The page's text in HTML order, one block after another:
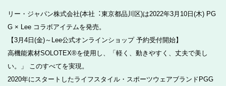
リー・ジャパン株式会社(本社︓東京都品川区)は2022年3月10日(木) PG
G × Lee コラボアイテムを発売。
【3月4日(金)～Lee公式オンラインショップ 予約受付開始】
高機能素材SOLOTEX®を使用し、「軽く、動きやすく、丈夫で美し
い。」 このすべてを実現。
2020年にスタートしたライフスタイル・スポーツウェアブランドPGG